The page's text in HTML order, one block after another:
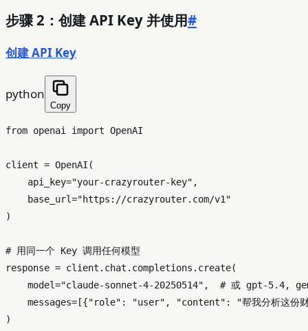
步骤 2：创建 API Key 并使用#
创建 API Key
python
Copy
from openai import OpenAI
client = OpenAI(
    api_key=
"your-crazyrouter-key" ,
    base_url=
"https://crazyrouter.com/v1"
)
# 用同一个 Key 调用任何模型
response = client.chat.completions.create(
    model=
"claude-sonnet-4-20250514" , # 或 gpt-5.4,
    messages=[{
"role" : "user" , "content" :
"帮我分析这份